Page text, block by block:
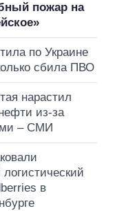
пожар на
по Украине
сбила ПВО
нарастил
из-за
– СМИ
в